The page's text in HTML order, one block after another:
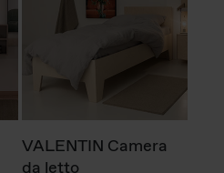
VALENTIN Camera
da letto